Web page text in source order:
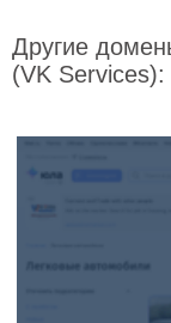
Другие
(VK Services):